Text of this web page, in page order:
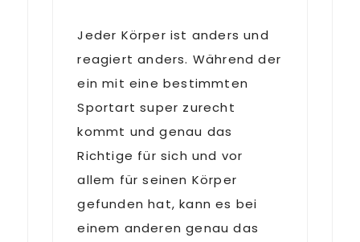
Jeder Körper ist anders und
reagiert anders. Während der
ein mit eine bestimmten
Sportart super zurecht
kommt und genau das
Richtige für sich und vor
allem für seinen Körper
gefunden hat, kann es bei
einem anderen genau das